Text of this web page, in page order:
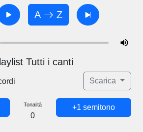
A Z
Tutti i canti
Scarica
Tonalità
0
+1 semitono